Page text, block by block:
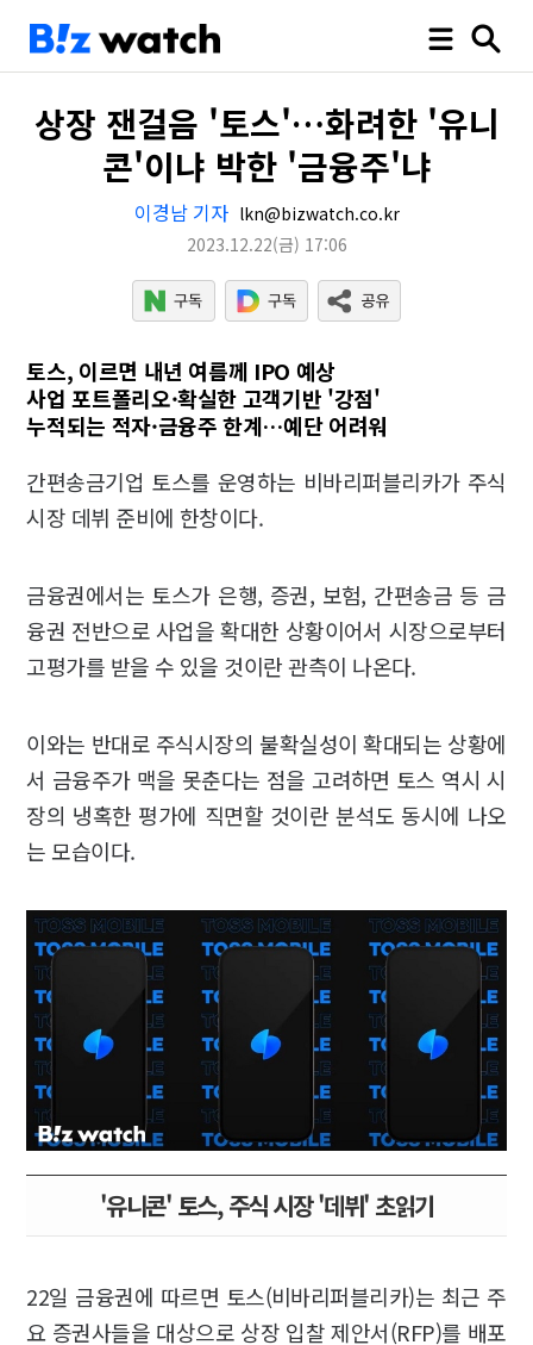
상장 잰걸음 '토스'…화려한 '유니
콘'이냐 박한 '금융주'냐
이경남 기자 lkn@bizwatch.co.kr
2023.12.22(금) 17:06
토스, 이르면 내년 여름께 IPO 예상
사업 포트폴리오·확실한 고객기반 '강점'
누적되는 적자·금융주 한계…예단 어려워
간편송금기업 토스를 운영하는 비바리퍼블리카가 주식
시장 데뷔 준비에 한창이다.
금융권에서는 토스가 은행, 증권, 보험, 간편송금 등 금
융권 전반으로 사업을 확대한 상황이어서 시장으로부터
고평가를 받을 수 있을 것이란 관측이 나온다.
이와는 반대로 주식시장의 불확실성이 확대되는 상황에
서 금융주가 맥을 못춘다는 점을 고려하면 토스 역시 시
장의 냉혹한 평가에 직면할 것이란 분석도 동시에 나오
는 모습이다.
'유니콘' 토스, 주식 시장 '데뷔' 초읽기
22일 금융권에 따르면 토스(비바리퍼블리카)는 최근 주
요 증권사들을 대상으로 상장 입찰 제안서(RFP)를 배포